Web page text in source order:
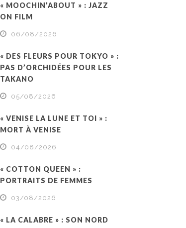
« MOOCHIN’ABOUT » : JAZZ
ON FILM
06/08/2026
« DES FLEURS POUR TOKYO » :
PAS D’ORCHIDÉES POUR LES
TAKANO
05/08/2026
« VENISE LA LUNE ET TOI » :
MORT À VENISE
04/08/2026
« COTTON QUEEN » :
PORTRAITS DE FEMMES
03/08/2026
« LA CALABRE » : SON NORD